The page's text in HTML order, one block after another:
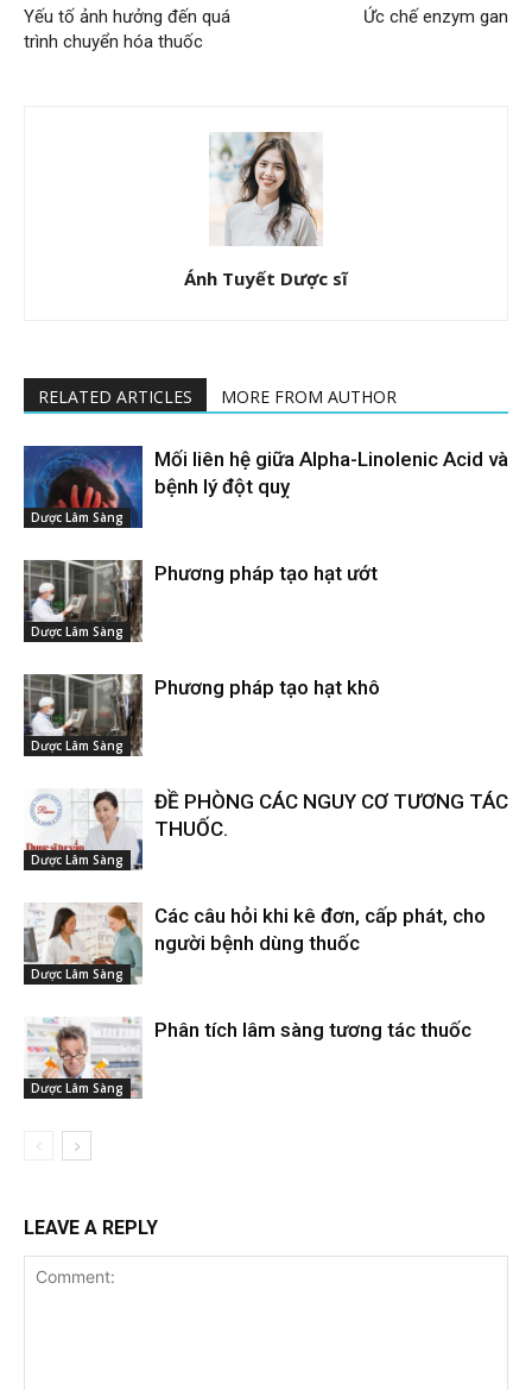
Yếu tố ảnh hưởng đến quá
trình chuyển hóa thuốc
Ức chế enzym gan
Ánh Tuyết Dược sĩ
RELATED ARTICLES MORE FROM AUTHOR
Dược Lâm Sàng
Mối liên hệ giữa Alpha-Linolenic Acid và
bệnh lý đột quỵ
Dược Lâm Sàng
Phương pháp tạo hạt ướt
Dược Lâm Sàng
Phương pháp tạo hạt khô
Dược Lâm Sàng
ĐỀ PHÒNG CÁC NGUY CƠ TƯƠNG TÁC
THUỐC.
Dược Lâm Sàng
Các câu hỏi khi kê đơn, cấp phát, cho
người bệnh dùng thuốc
Dược Lâm Sàng
Phân tích lâm sàng tương tác thuốc
LEAVE A REPLY